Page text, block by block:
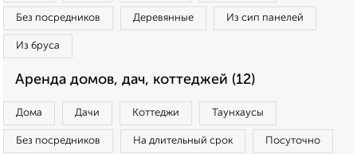
Без посредников Деревянные Из сип панелей
Из бруса
Аренда домов, дач, коттеджей (12)
Дома Дачи Коттеджи Таунхаусы
Без посредников На длительный срок Посуточно